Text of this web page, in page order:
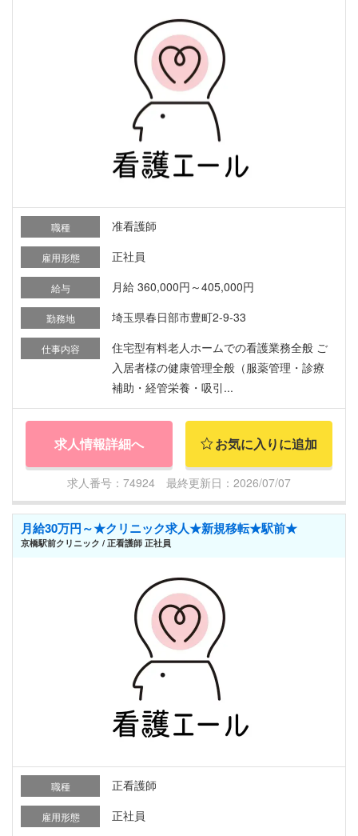
職種 准看護師
雇用形態 正社員
給与 月給 360,000円～405,000円
勤務地 埼玉県春日部市豊町2-9-33
仕事内容
住宅型有料老人ホームでの看護業務全般 ご
入居者様の健康管理全般（服薬管理・診療
補助・経管栄養・吸引...
求人情報詳細へ お気に入りに追加
求人番号：74924 最終更新日：2026/07/07
月給30万円～★クリニック求人★新規移転★駅前★
京橋駅前クリニック / 正看護師 正社員
職種 正看護師
雇用形態 正社員